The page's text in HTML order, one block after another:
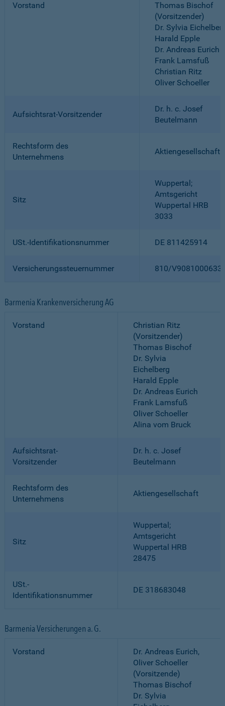
Vorstand
Thomas Bischof
(Vorsitzender)
Dr. Sylvia
Harald Epple
Dr. Andreas Eurich
Frank Lamsfuß
Christian Ritz
Oliver Schoeller
Aufsichtsrat-Vorsitzender
Dr. h. c. Josef
Beutelmann
Rechtsform des
Unternehmens
Aktiengesellschaft
Sitz
Wuppertal;
Amtsgericht
Wuppertal HRB
3033
USt.-Identifikationsnummer DE 811425914
Versicherungssteuernummer 810/
Barmenia Krankenversicherung AG
Vorstand
Christian Ritz
(Vorsitzender)
Thomas Bischof
Dr. Sylvia
Eichelberg
Harald Epple
Dr. Andreas Eurich
Frank Lamsfuß
Oliver Schoeller
Alina vom Bruck
Aufsichtsrat-
Vorsitzender
Dr. h. c. Josef
Beutelmann
Rechtsform des
Unternehmens
Aktiengesellschaft
Sitz
Wuppertal;
Amtsgericht
Wuppertal HRB
28475
USt.-
Identifikationsnummer
DE 318683048
Barmenia Versicherungen a. G.
Vorstand
Dr. Andreas Eurich,
Oliver Schoeller
(Vorsitzende)
Thomas Bischof
Dr. Sylvia